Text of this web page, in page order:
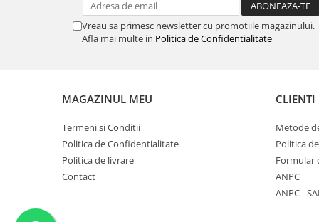
Vreau sa primesc newsletter cu promotiile magazinului.
Afla mai multe in Politica de Confidentialitate
MAGAZINUL MEU
Termeni si Conditii
Politica de Confidentialitate
Politica de livrare
Contact
CLIENTI
Metode
Politica
Formular
ANPC
ANPC -